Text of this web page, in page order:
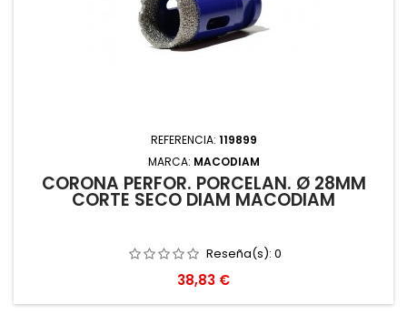
REFERENCIA: 119899
MARCA: MACODIAM
CORONA PERFOR. PORCELAN. Ø 28MM
CORTE SECO DIAM MACODIAM
Reseña(s): 0
Precio
38,83 €